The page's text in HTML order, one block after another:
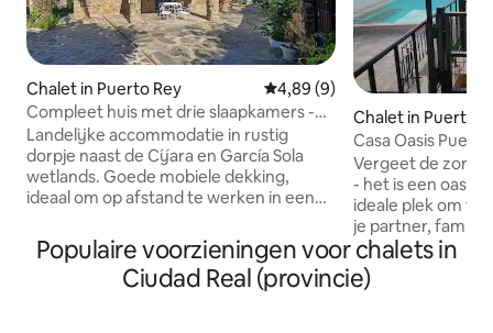
Chalet in Puerto Rey Gemiddelde beoordeling van
4,89 (9)
Compleet huis met drie slaapkamers -
AT - CC-00678
Landelijke accommodatie in rustig
dorpje naast de Cíjara en García Sola
wetlands. Goede mobiele dekking,
ideaal om op afstand te werken in een
drie slaapkamers, twee met een
tweepersoonsbed en één met een bed
en twee stapelbedden, twee
Chalet in
Casa Oasis
zwembad en tuin.
Vergeet de
- het is een oase
ideale plek om
je partner,
van het
tafelvoetbal,
basketbal. Het is
Populaire voorzieningen voor chalets in
Ciudad Real (provincie)